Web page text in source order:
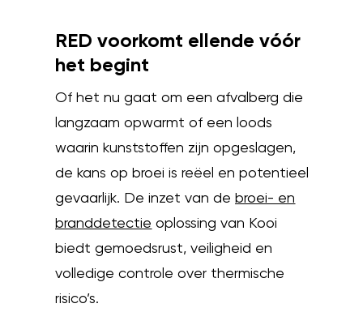
RED voorkomt ellende vóór
het begint
Of het nu gaat om een afvalberg die
langzaam opwarmt of een loods
waarin kunststoffen zijn opgeslagen,
de kans op broei is reëel en potentieel
gevaarlijk. De inzet van de broei- en
branddetectie oplossing van Kooi
biedt gemoedsrust, veiligheid en
volledige controle over thermische
risico’s.